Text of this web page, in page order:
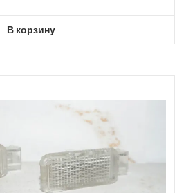
В корзину